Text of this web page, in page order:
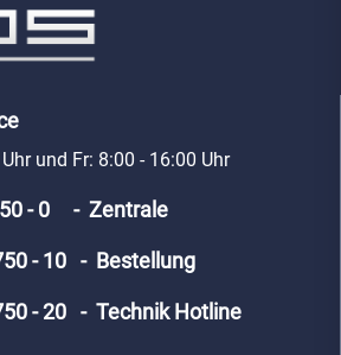
und Fr: 8:00 - 16:00 Uhr
- 0 - Zentrale
- 10 - Bestellung
- 20 - Technik Hotline